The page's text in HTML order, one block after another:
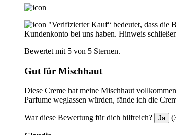
"Verifizierter Kauf“ bedeutet, dass die
Kundenkonto bei uns haben. Hinweis
Bewertet mit 5 von 5 Sternen.
Gut für Mischhaut
Diese Creme hat meine Mischhaut
Parfume weglassen würden, fände ich die
War diese Bewertung für dich hilfreich? Ja